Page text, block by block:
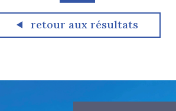
louer
1
retour aux résultats